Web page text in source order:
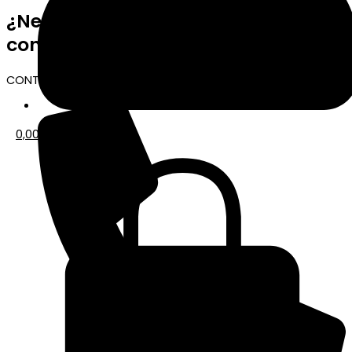
0,00
¿Necesitas ponerte en contacto
con nosotros?
CONTACTO TIENDA ONLINE